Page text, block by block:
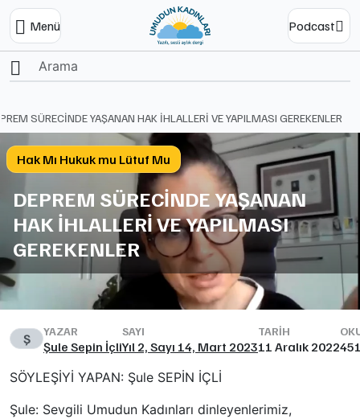
Menü Podcast
Ana Sayfa
SÜRECİNDE YAŞANAN HAK İHLALLERİ VE YAPILMASI GEREKENLER
Hak Mı Hukuk mu Lütuf Mu
DEPREM SÜRECİNDE YAŞANAN
HAK İHLALLERİ VE YAPILMASI
GEREKENLER
Ş YAZAR
Şule Sepin İçli
SAYI
Yıl 2, Sayı 14, Mart 2023
TARIH
11 Aralık 2022
SÖYLEŞİYİ YAPAN: Şule SEPİN İÇLİ
Şule: Sevgili Umudun Kadınları dinleyenlerimiz,